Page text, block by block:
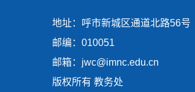
地址：呼市新城区通道北路56号
邮编：010051
邮箱：jwc@imnc.edu.cn
版权所有 教务处